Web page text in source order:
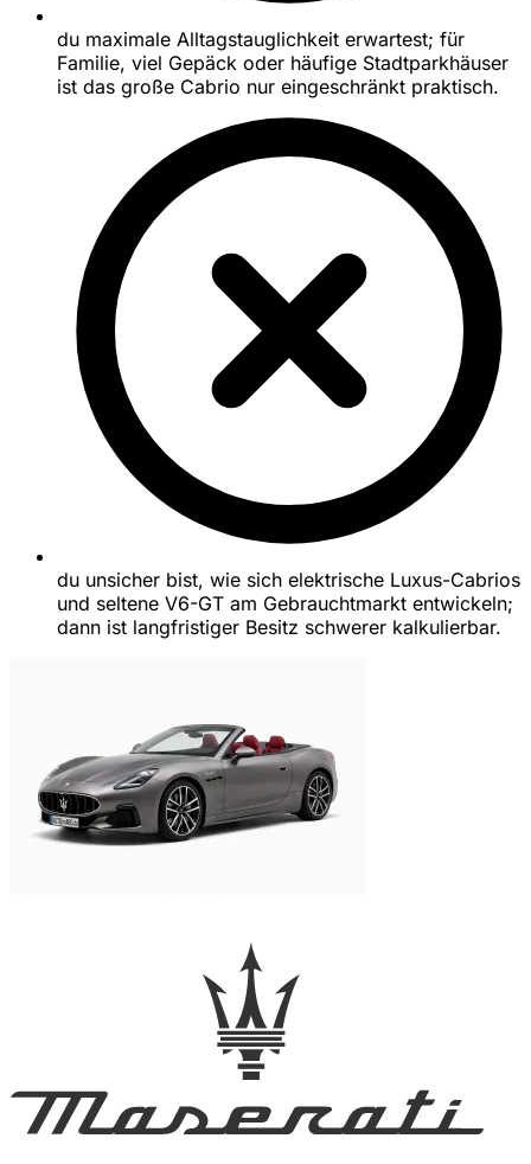
du maximale Alltagstauglichkeit erwartest; für
Familie, viel Gepäck oder häufige Stadtparkhäuser
ist das große Cabrio nur eingeschränkt praktisch.
du unsicher bist, wie sich elektrische Luxus-Cabrios
und seltene V6-GT am Gebrauchtmarkt entwickeln;
dann ist langfristiger Besitz schwerer kalkulierbar.